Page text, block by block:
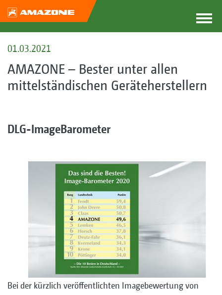
01.03.2021
AMAZONE – Bester unter allen
mittelständischen Geräteherstellern
DLG-ImageBarometer
Bei der kürzlich veröffentlichten Imagebewertung von